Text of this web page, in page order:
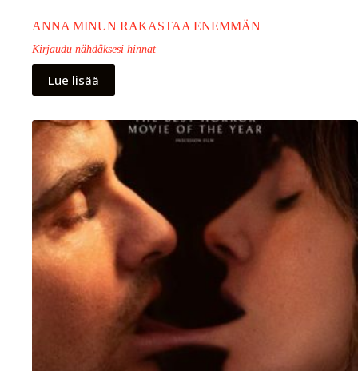
ANNA MINUN RAKASTAA ENEMMÄN
Kirjaudu nähdäksesi hinnat
Lue lisää